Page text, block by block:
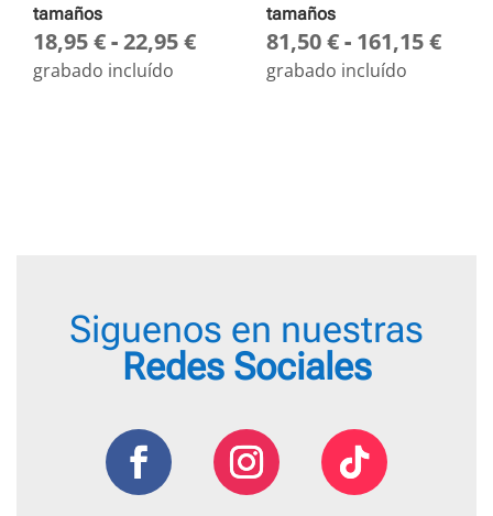
tamaños
18,95€-22,95€Rango
grabado incluído
tamaños
81,50€- 161,15€
grabado incluído
Siguenos en nuestras
Redes Sociales